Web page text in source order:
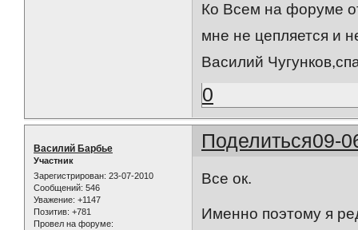
Ко Всем на форуме
мне не цепляется и
Василий
0
Поделиться09-
Василий Барбье
Участник
Зарегистрирован: 23-07-2010
Сообщений: 546
Уважение: +1147
Позитив: +781
Провел на форуме:
Все ок.
Именно поэтому я